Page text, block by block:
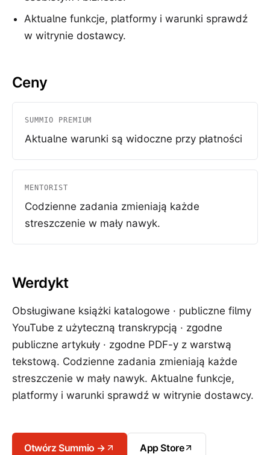
Aktualne funkcje, platformy i warunki sprawdź
w witrynie dostawcy.
Ceny
SUMMIO PREMIUM
Aktualne warunki są widoczne przy płatności
MENTORIST
Codzienne zadania zmieniają każde
streszczenie w mały nawyk.
Werdykt
Obsługiwane książki katalogowe · publiczne filmy
YouTube z użyteczną transkrypcją · zgodne
publiczne artykuły · zgodne PDF-y z warstwą
tekstową. Codzienne zadania zmieniają każde
streszczenie w mały nawyk. Aktualne funkcje,
platformy i warunki sprawdź w witrynie dostawcy.
Otwórz Summio → App Store